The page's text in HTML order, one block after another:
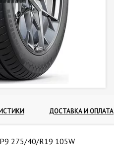
ДОСТАВКА И ОПЛАТА
275/40/R19 105W